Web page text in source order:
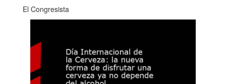
El Congresista